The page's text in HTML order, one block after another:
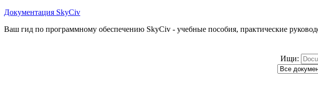
Документация SkyCiv
Ваш гид по программному обеспечению SkyCiv - учебные пособия, практические
Ищи: